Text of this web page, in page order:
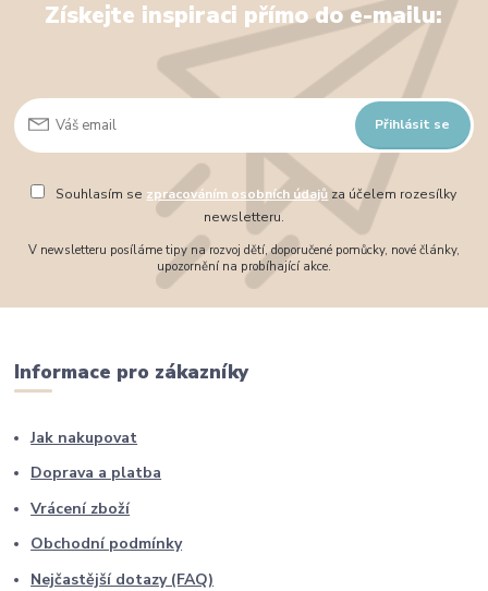
Získejte inspiraci přímo do e-mailu:
Přihlásit se
Souhlasím se zpracováním osobních údajů za účelem rozesílky
newsletteru.
V newsletteru posíláme tipy na rozvoj dětí, doporučené pomůcky, nové články,
upozornění na probíhající akce.
Informace pro zákazníky
Jak nakupovat
Doprava a platba
Vrácení zboží
Obchodní podmínky
Nejčastější dotazy (FAQ)